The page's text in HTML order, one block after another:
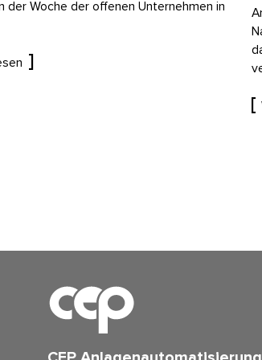
der Woche der offenen Unternehmen in